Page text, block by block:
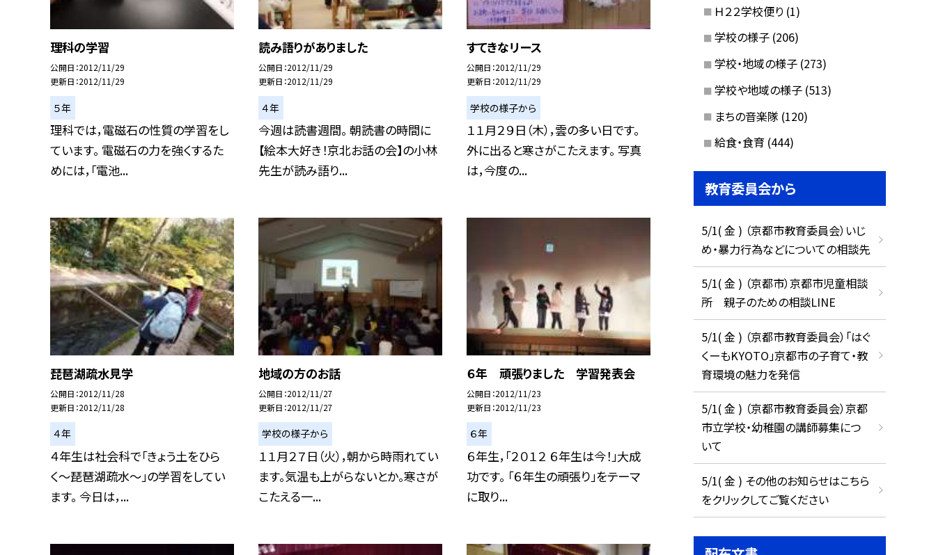
理科の学習
公開日 2012/11/29
更新日 2012/11/29
５年
理科では，電磁石の性質の学習をし
ています。 電磁石の力を強くするた
めには，「電池...
読み語りがありました
公開日 2012/11/29
更新日 2012/11/29
４年
今週は読書週間。 朝読書の時間に
【絵本大好き！京北お話の会】の小林
先生が読み語り...
すてきなリース
公開日 2012/11/29
更新日 2012/11/29
学校の様子から
１１月２９日（木），雲の多い日です。
外に出ると寒さがこたえます。 写真
は，今度の...
琵琶湖疏水見学
公開日 2012/11/28
更新日 2012/11/28
４年
４年生は社会科で「きょう土をひら
く〜琵琶湖疏水〜」の学習をしてい
ます。 今日は，...
地域の方のお話
公開日 2012/11/27
更新日 2012/11/27
学校の様子から
１１月２７日（火），朝から時雨れてい
ます。気温も上がらないとか。寒さが
こたえる一...
６年 頑張りました 学習発表会
公開日 2012/11/23
更新日 2012/11/23
６年
６年生，「２０１２ ６年生は今！」大成
功です。 「６年生の頑張り」をテーマ
に取り...
Ｈ２２学校便り (1)
学校の様子 (206)
学校・地域の様子 (273)
学校や地域の様子 (513)
まちの音楽隊 (120)
給食・食育 (444)
教育委員会から
5/1( 金 ) （京都市教育委員会）いじ
め・暴力行為などについての相談先
5/1( 金 ) （京都市）京都市児童相談
所 親子のための相談LINE
5/1( 金 ) （京都市教育委員会）「はぐ
くーもKYOTO」京都市の子育て・教
育環境の魅力を発信
5/1( 金 ) （京都市教育委員会）京都
市立学校・幼稚園の講師募集につ
いて
5/1( 金 ) その他のお知らせはこちら
をクリックしてご覧ください